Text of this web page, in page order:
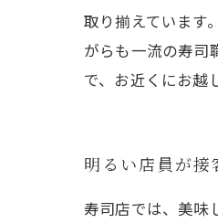
取り揃えています
がらも一流の寿司
で、お近くにお越
明るい店員が
寿司店では、美味